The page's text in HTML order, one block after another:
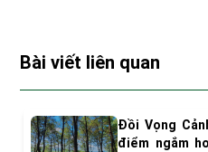
Bài viết liên quan
Đồi Vọng
điểm ngắm